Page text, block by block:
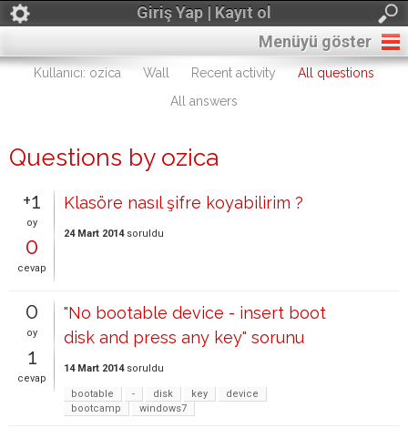
Giriş Yap | Kayıt ol
Menüyü göster
Kullanıcı: ozica Wall Recent activity
All questions
All answers
Questions by ozica
+1
oy
0
cevap
Klasöre nasıl şifre koyabilirim ?
24 Mart 2014 soruldu
0
oy
1
cevap
"No bootable device - insert boot
disk and press any key" sorunu
14 Mart 2014 soruldu
bootable - disk key
device
bootcamp
windows7